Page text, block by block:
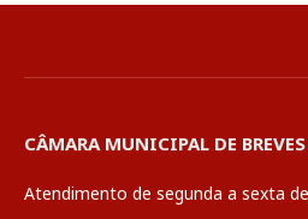
CÂMARA MUNICIPAL DE BREVES
Atendimento de segunda a sexta